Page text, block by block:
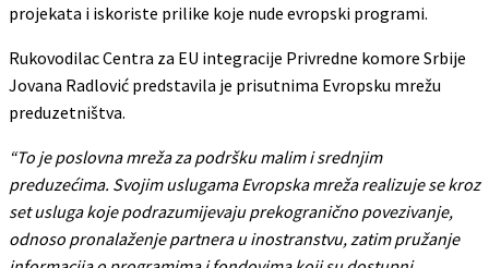
projekata i iskoriste prilike koje nude evropski programi.
Rukovodilac Centra za EU integracije Privredne komore Srbije
Jovana Radlović predstavila je prisutnima Evropsku mrežu
preduzetništva.
“To je poslovna mreža za podršku malim i srednjim
preduzećima. Svojim uslugama Evropska mreža realizuje se kroz
set usluga koje podrazumijevaju prekogranično povezivanje,
odnoso pronalaženje partnera u inostranstvu, zatim pružanje